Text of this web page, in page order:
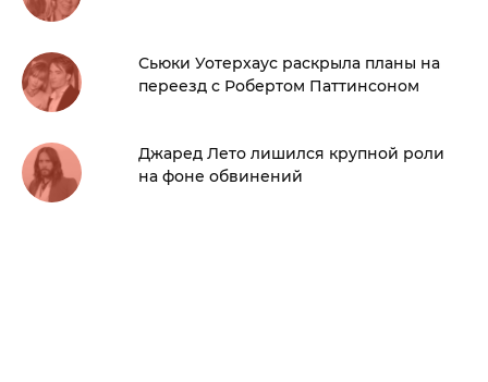
Сьюки Уотерхаус раскрыла планы на
переезд с Робертом Паттинсоном
Джаред Лето лишился крупной роли
на фоне обвинений